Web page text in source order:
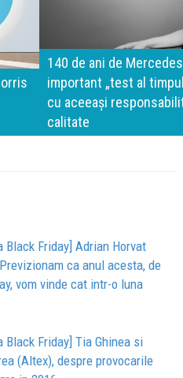
Ramona Pîrlog: Cel mai
să inovăm constant, dar
de oameni, siguranță și
Black Friday] Adrian Horvat
ca anul acesta, de
vom vinde cat intr-o luna
Black Friday] Tia Ghinea si
(Altex), despre provocarile